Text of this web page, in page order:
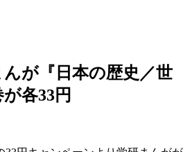
んが『日本の歴史／世
各33円